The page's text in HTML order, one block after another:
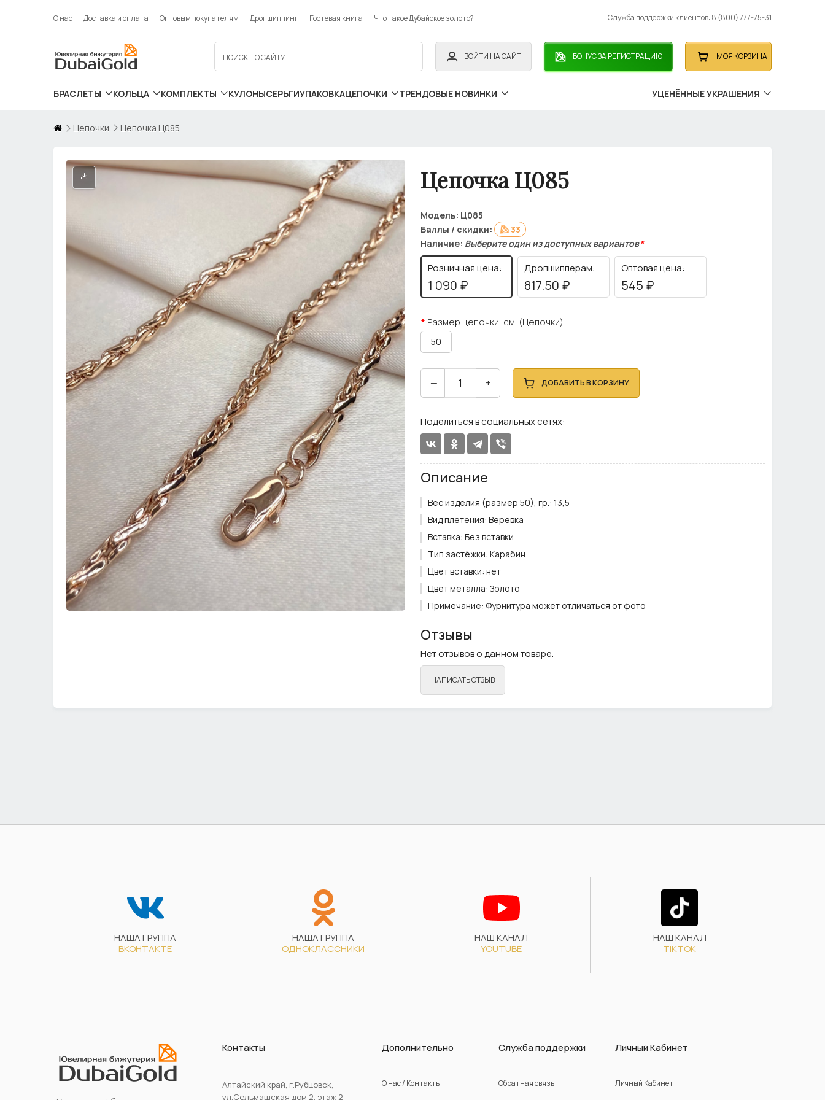
О нас Доставка и оплата Оптовым покупателям Дропшиппинг Гостевая книга Что такое Дубайское золото? Служба поддержки клиентов: 8 (800) 777-75-31
ВОЙТИ НА САЙТ БОНУС ЗА РЕГИСТРАЦИЮ МОЯ КОРЗИНА
БРАСЛЕТЫ КОЛЬЦА КОМПЛЕКТЫ КУЛОНЫСЕРЬГИУПАКОВКАЦЕПОЧКИ ТРЕНДОВЫЕ НОВИНКИ УЦЕНЁННЫЕ УКРАШЕНИЯ
Цепочки Цепочка Ц085
Цепочка Ц085
Модель: Ц085
Баллы / скидки:
33
Наличие: Выберите один из доступных вариантов*
Розничная цена:
1 090 ₽
Дропшипперам:
817.50 ₽
Оптовая цена:
545 ₽
Размер цепочки, см. (Цепочки)
50
— + ДОБАВИТЬ В КОРЗИНУ
Поделиться в социальных сетях:
Описание
Вес изделия (размер 50), гр.: 13,5
Вид плетения: Верёвка
Вставка: Без вставки
Тип застёжки: Карабин
Цвет вставки: нет
Цвет металла: Золото
Примечание: Фурнитура может отличаться от фото
Отзывы
Нет отзывов о данном товаре.
НАПИСАТЬ ОТЗЫВ
НАША ГРУППА
ВКОНТАКТЕ
НАША ГРУППА
ОДНОКЛАССНИКИ
НАШ КАНАЛ
YOUTUBE
НАШ КАНАЛ
TIKTOK
Контакты
Алтайский край, г.Рубцовск,
ул.Сельмашская дом 2, этаж 2
Дополнительно
О нас / Контакты
Служба поддержки
Обратная связь
Личный Кабинет
Личный Кабинет